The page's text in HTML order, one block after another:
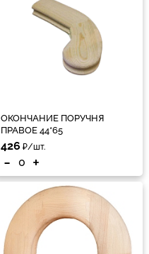
ОКОНЧАНИЕ ПОРУЧНЯ
ПРАВОЕ 44*65
426 ₽/шт.
- +